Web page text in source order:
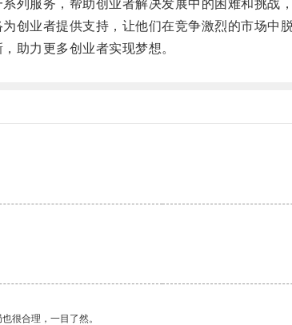
服务，帮助创业者解决发展中的困难和挑战，
业者提供支持，让他们在竞争激烈的市场中脱
力更多创业者实现梦想。
很合理，一目了然。